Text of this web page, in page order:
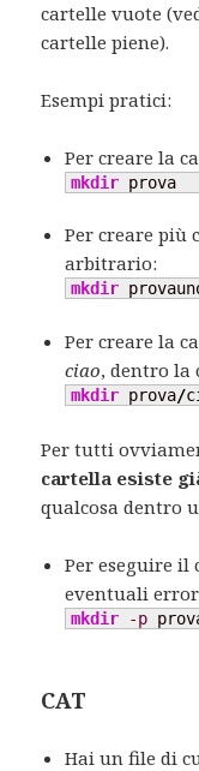
cartelle vuote
cartelle piene).
Esempi pratici:
Per creare la
mkdir prova
Per creare più
arbitrario:
mkdir
Per creare la
ciao, dentro la
mkdir prova/
Per tutti
cartella esiste
qualcosa dentro
Per eseguire il
eventuali
mkdir -p
CAT
Hai un file di